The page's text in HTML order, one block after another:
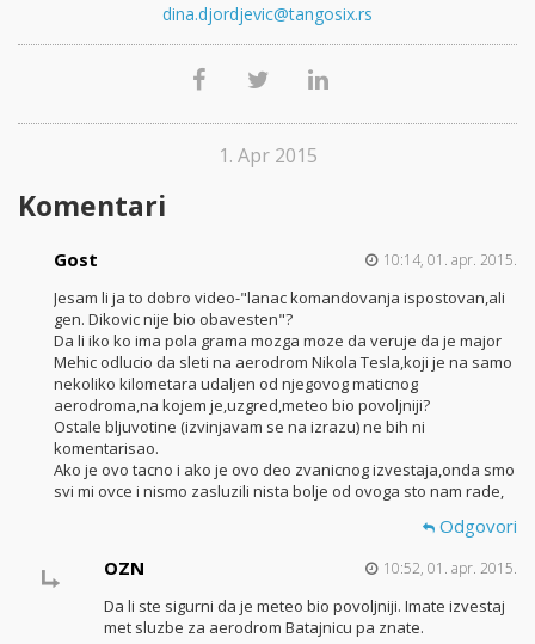
dina.djordjevic@tangosix.rs
1. Apr 2015
Komentari
Gost 10:14, 01. apr. 2015.
Jesam li ja to dobro video-"lanac komandovanja ispostovan,ali
gen. Dikovic nije bio obavesten"?
Da li iko ko ima pola grama mozga moze da veruje da je major
Mehic odlucio da sleti na aerodrom Nikola Tesla,koji je na samo
nekoliko kilometara udaljen od njegovog maticnog
aerodroma,na kojem je,uzgred,meteo bio povoljniji?
Ostale bljuvotine (izvinjavam se na izrazu) ne bih ni
komentarisao.
Ako je ovo tacno i ako je ovo deo zvanicnog izvestaja,onda smo
svi mi ovce i nismo zasluzili nista bolje od ovoga sto nam rade,
Odgovori
OZN
10:52, 01. apr. 2015.
Da li ste sigurni da je meteo bio povoljniji. Imate izvestaj
met sluzbe za aerodrom Batajnicu pa znate.